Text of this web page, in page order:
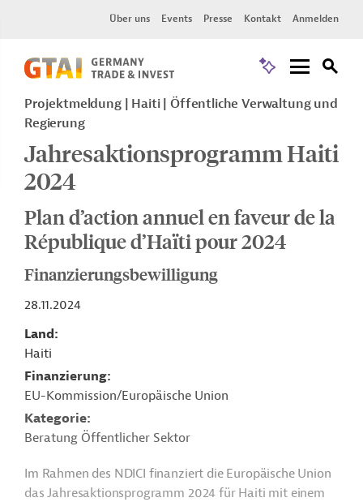
Über uns Events Presse Kontakt Anmelden
Projektmeldung Haiti
Öffentliche Verwaltung und
Regierung
Jahresaktionsprogramm Haiti
2024
Plan d’action annuel en faveur de la
République d’Haïti pour 2024
Finanzierungsbewilligung
28.11.2024
Land
Haiti
Finanzierung
EU-Kommission/Europäische Union
Kategorie
Beratung Öffentlicher Sektor
Im Rahmen des NDICI finanziert die Europäische Union
das Jahresaktionsprogramm 2024 für Haiti mit einem